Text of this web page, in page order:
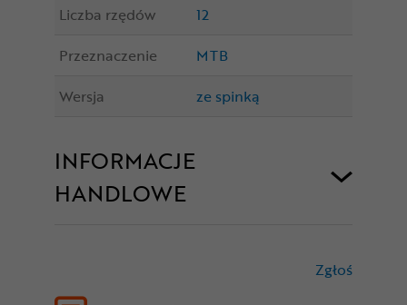
Liczba rzędów
12
Przeznaczenie
MTB
Wersja
ze spinką
INFORMACJE
HANDLOWE
Zgłoś